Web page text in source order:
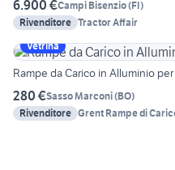
6.900 €Campi Bisenzio(FI)
Rivenditore Tractor Affair
Vetrina
Rampe da Carico in Alluminio
280 €Sasso Marconi(BO)
Rivenditore Grent Rampe di